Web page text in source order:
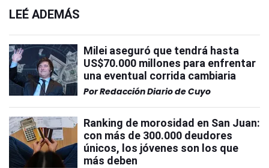
LEÉ ADEMÁS
Milei aseguró que tendrá hasta
US$70.000 millones para enfrentar
una eventual corrida cambiaria
PorRedacción Diario de Cuyo
Ranking de morosidad en San Juan:
con más de 300.000 deudores
únicos, los jóvenes son los que
más deben